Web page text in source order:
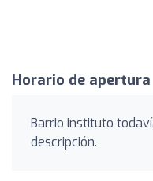
Horario de apertura
Barrio instituto
descripción.